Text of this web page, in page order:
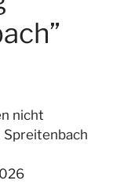
nicht